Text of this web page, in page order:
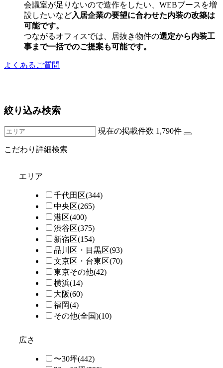
会議室が足りないので造作をしたい、WEBブースを増
設したいなど入居企業の要望に合わせた内装の改築は
可能です。
つながるオフィスでは、居抜き物件の選定から内装工
事まで一括でのご提案も可能です。
よくあるご質問
絞り込み検索
現在の掲載件数 1,790件
こだわり詳細検索
エリア
千代田区(344)
中央区(265)
港区(400)
渋谷区(375)
新宿区(154)
品川区・目黒区(93)
文京区・台東区(70)
東京その他(42)
横浜(14)
大阪(60)
福岡(4)
その他(全国)(10)
広さ
〜30坪(442)